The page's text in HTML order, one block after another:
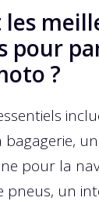
les
pour
?
un
pour la
pneus, un